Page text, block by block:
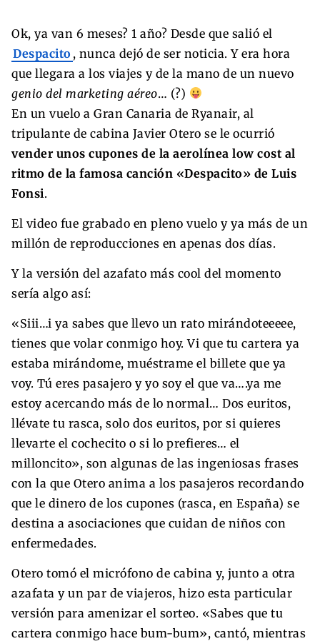
Ok, ya van 6 meses? 1 año? Desde que salió el
Despacito , nunca dejó de ser noticia. Y era hora
que llegara a los viajes y de la mano de un nuevo
genio del marketing aéreo… (?)
En un vuelo a Gran Canaria de Ryanair, al
tripulante de cabina Javier Otero se le ocurrió
vender unos cupones de la aerolínea low cost al
ritmo de la famosa canción «Despacito» de Luis
Fonsi.
El video fue grabado en pleno vuelo y ya más de un
millón de reproducciones en apenas dos días​.
Y la versión del azafato más cool del momento
sería algo así:
«Siii…i ya sabes que llevo un rato mirándoteeeee,
tienes que volar conmigo hoy. Vi que tu cartera ya
estaba mirándome, muéstrame el billete que ya
voy. Tú eres pasajero y yo soy el que va….ya me
estoy acercando más de lo normal… Dos euritos,
llévate tu rasca, solo dos euritos, por si quieres
llevarte el cochecito o si lo prefieres… el
milloncito», son algunas de las ingeniosas frases
con la que Otero anima a los pasajeros recordando
que le dinero de los cupones (rasca, en España) se
destina a asociaciones que cuidan de niños con
enfermedades.
Otero tomó el micrófono de cabina y, junto a otra
azafata y un par de viajeros, hizo esta particular
versión para amenizar el sorteo. «Sabes que tu
cartera conmigo hace bum-bum», cantó, mientras